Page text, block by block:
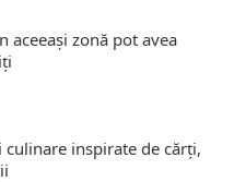
aceeași zonă pot avea
culinare inspirate de cărți,